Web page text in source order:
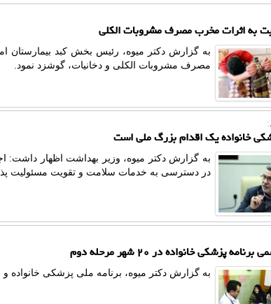
به اثرات مخرب مصرف مشروبات الکلی
به گزارش دکتر میوه، رئیس بخش کبد بیمارستان
مصرف مشروبات الکلی و دخانیات، گوشزد نمود.
خانواده یک اقدام بزرگ ملی است
به گزارش دکتر میوه، وزیر بهداشت اظهار داشت:
در دسترسی به خدمات سلامت و تقویت مسئولیت
پزشکی خانواده در ۲۰ شهر مرحله دوم
به گزارش دکتر میوه، برنامه ملی پزشکی خانواده و نظام